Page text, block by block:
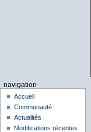
navigation
Accueil
Communauté
Actualités
Modifications récentes